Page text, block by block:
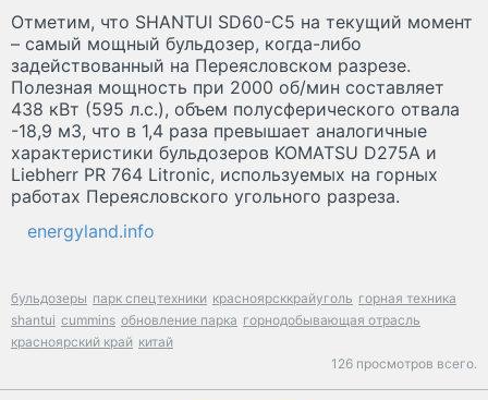
Отметим, что SHANTUI SD60-C5 на текущий момент
– самый мощный бульдозер, когда-либо
задействованный на Переясловском разрезе.
Полезная мощность при 2000 об/мин составляет
438 кВт (595 л.с.), объем полусферического отвала
-18,9 м3, что в 1,4 раза превышает аналогичные
характеристики бульдозеров KOMATSU D275A и
Liebherr PR 764 Litronic, используемых на горных
работах Переясловского угольного разреза.
energyland.info
бульдозеры парк спецтехники красноярсккрайуголь горная техника
shantui cummins обновление парка горнодобывающая отрасль
красноярский край китай
126 просмотров всего.